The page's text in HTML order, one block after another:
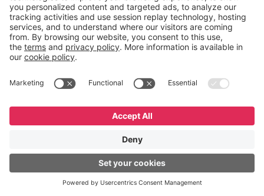
Preencha este formulário e entraremos em contato
com você.
Nome*
Sobrenome*
*